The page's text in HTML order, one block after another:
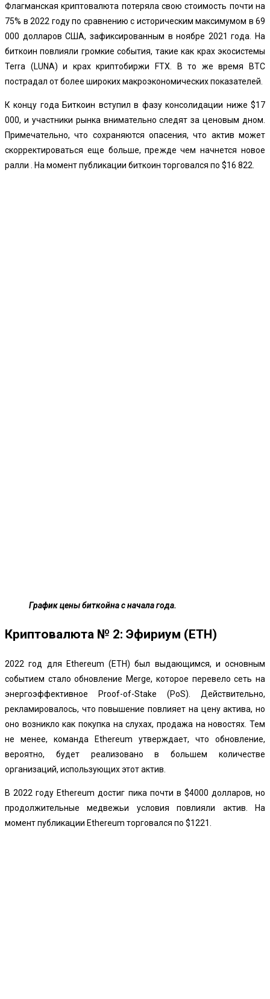
Флагманская криптовалюта потеряла свою стоимость почти на
75% в 2022 году по сравнению с историческим максимумом в 69
000 долларов США, зафиксированным в ноябре 2021 года. На
биткоин повлияли громкие события, такие как крах экосистемы
Terra (LUNA) и крах криптобиржи FTX. В то же время BTC
пострадал от более широких макроэкономических показателей.
К концу года Биткоин вступил в фазу консолидации ниже $17
000, и участники рынка внимательно следят за ценовым дном.
Примечательно, что сохраняются опасения, что актив может
скорректироваться еще больше, прежде чем начнется новое
ралли . На момент публикации биткоин торговался по $16 822.
График цены биткойна с начала года.
Криптовалюта № 2: Эфириум (ETH)
2022 год для Ethereum (ETH) был выдающимся, и основным
событием стало обновление Merge, которое перевело сеть на
энергоэффективное Proof-of-Stake (PoS). Действительно,
рекламировалось, что повышение повлияет на цену актива, но
оно возникло как покупка на слухах, продажа на новостях. Тем
не менее, команда Ethereum утверждает, что обновление,
вероятно, будет реализовано в большем количестве
организаций, использующих этот актив.
В 2022 году Ethereum достиг пика почти в $4000 долларов, но
продолжительные медвежьи условия повлияли актив. На
момент публикации Ethereum торговался по $1221.